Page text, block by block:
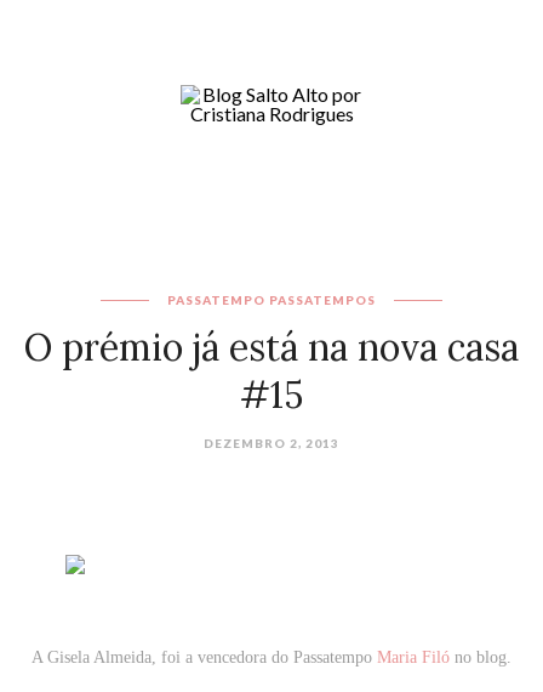
PASSATEMPO PASSATEMPOS
O prémio já está na nova casa
#15
DEZEMBRO 2, 2013
A Gisela Almeida, foi a vencedora do Passatempo Maria Filó no blog.